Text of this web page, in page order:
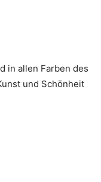
in allen Far­ben des
und Schön­heit